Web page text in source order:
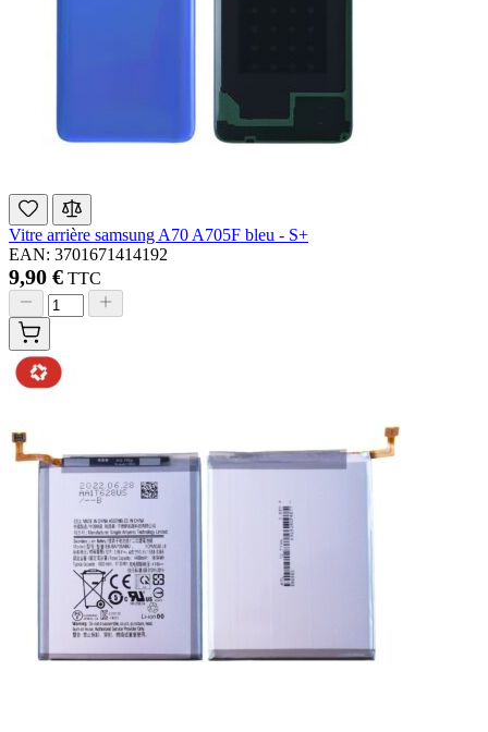
Vitre arrière samsung A70 A705F bleu - S+
EAN: 3701671414192
9,90 € TTC